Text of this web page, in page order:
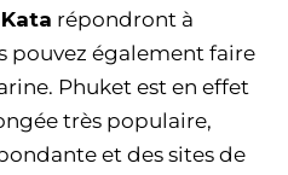
répondront à
pouvez également faire
Phuket est en effet
très populaire,
et des sites de